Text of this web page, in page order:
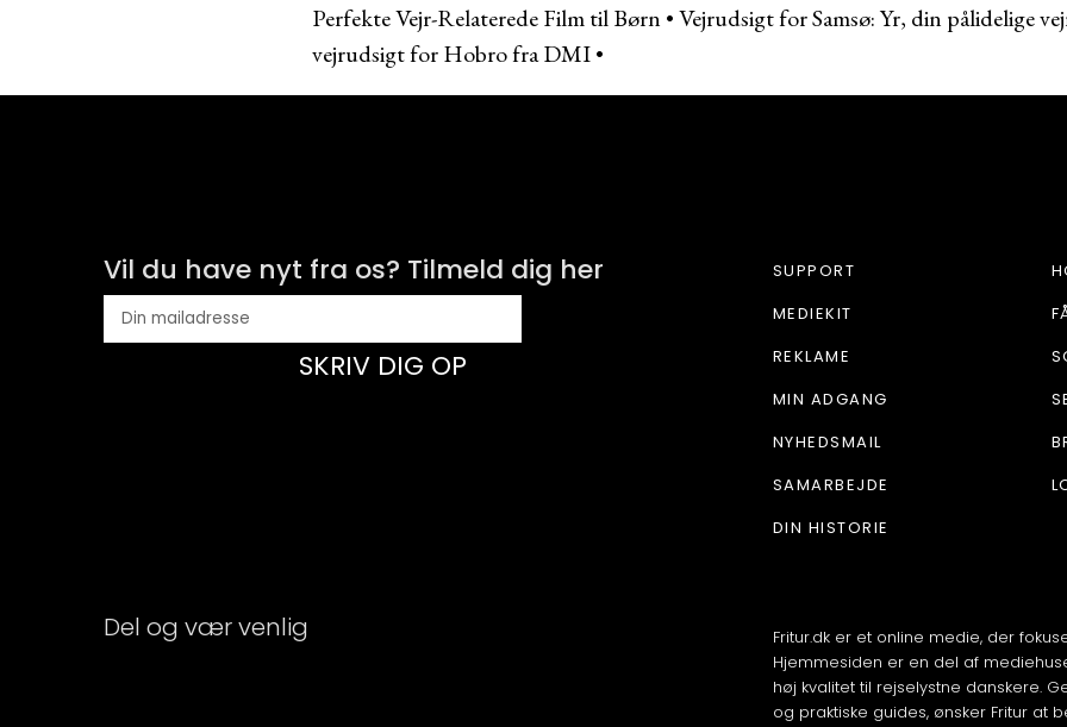
Perfekte Vejr-Relaterede Film til Børn •Vejrudsigt for Samsø: Yr, din pålidelige
vejrudsigt for Hobro fra DMI•
Vil du have nyt fra os? Tilmeld dig her
SKRIV DIG OP
Fritur.dk er et online medie, der
Hjemmesiden er en del af
høj kvalitet til rejselystne danskere.
og praktiske guides, ønsker Fritur
Del og vær venlig
SUPPORT
MEDIEKIT
REKLAME
MIN ADGANG
NYHEDSMAIL
SAMARBEJDE
DIN HISTORIE